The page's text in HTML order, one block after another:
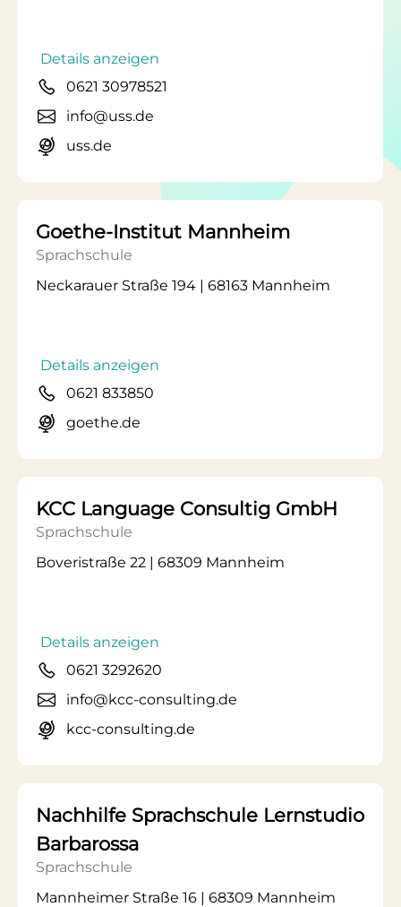
Details anzeigen
0621 30978521
info@uss.de
uss.de
Goethe-Institut Mannheim
Sprachschule
Neckarauer Straße 194 | 68163 Mannheim
Details anzeigen
0621 833850
goethe.de
KCC Language Consultig GmbH
Sprachschule
Boveristraße 22 | 68309 Mannheim
Details anzeigen
0621 3292620
info@kcc-consulting.de
kcc-consulting.de
Nachhilfe Sprachschule Lernstudio
Barbarossa
Sprachschule
Mannheimer Straße 16 | 68309 Mannheim